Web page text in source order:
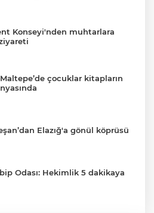
Konseyi'nden muhtarlara
çocuklar kitapların
Elazığ'a gönül köprüsü
Odası: Hekimlik 5 dakikaya